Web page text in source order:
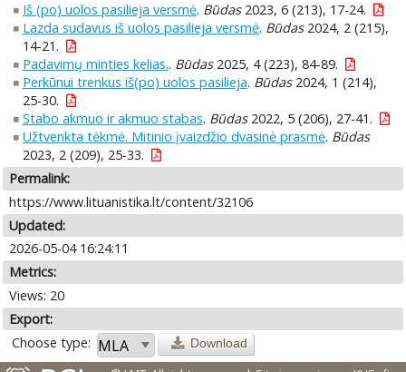
Iš (po) uolos pasilieja versmė. Būdas2023, 6 (213), 17-24.
Lazda sudavus iš uolos pasilieja versmė. Būdas2024, 2 (215),
14-21.
Padavimų minties kelias.. Būdas2025, 4 (223), 84-89.
Perkūnui trenkus iš(po) uolos pasilieja. Būdas2024, 1 (214),
25-30.
Stabo akmuo ir akmuo stabas. Būdas2022, 5 (206), 27-41.
Užtvenkta tėkmė. Mitinio įvaizdžio dvasinė prasmė. Būdas
2023, 2 (209), 25-33.
Permalink:
https://www.lituanistika.lt/content/32106
Updated:
2026-05-04 16:24:11
Metrics:
Views: 20
Export:
Choose type:
Download